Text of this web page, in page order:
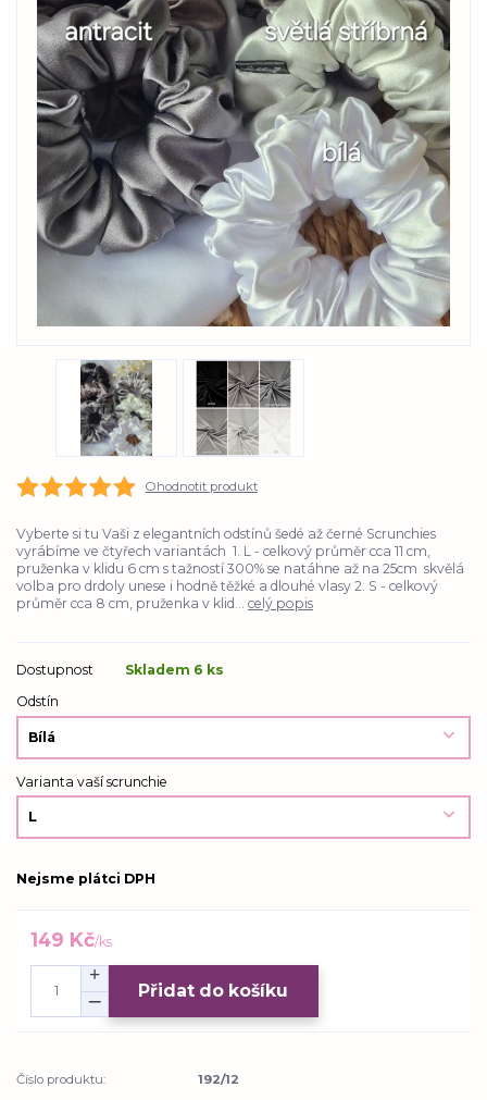
Ohodnotit produkt
Vyberte si tu Vaši z elegantních odstínů šedé až černé Scrunchies
vyrábíme ve čtyřech variantách 1. L - celkový průměr cca 11 cm,
pruženka v klidu 6 cm s tažností 300% se natáhne až na 25cm skvělá
volba pro drdoly unese i hodně těžké a dlouhé vlasy 2. S - celkový
průměr cca 8 cm, pruženka v klid... celý popis
Dostupnost
Skladem 6 ks
Odstín
Varianta vaší scrunchie
Nejsme plátci DPH
149 Kč/ks
Přidat do košíku
Číslo produktu: 192/12